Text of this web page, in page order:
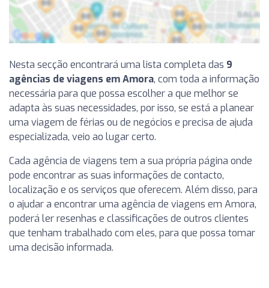
Nesta secção encontrará uma lista completa das 9
agências de viagens em Amora, com toda a informação
necessária para que possa escolher a que melhor se
adapta às suas necessidades, por isso, se está a planear
uma viagem de férias ou de negócios e precisa de ajuda
especializada, veio ao lugar certo.
Cada agência de viagens tem a sua própria página onde
pode encontrar as suas informações de contacto,
localização e os serviços que oferecem. Além disso, para
o ajudar a encontrar uma agência de viagens em Amora,
poderá ler resenhas e classificações de outros clientes
que tenham trabalhado com eles, para que possa tomar
uma decisão informada.